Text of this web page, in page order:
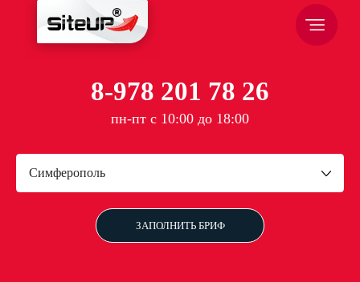
8-978 201 78 26
пн-пт с 10:00 до 18:00
Симферополь
ЗАПОЛНИТЬ БРИФ